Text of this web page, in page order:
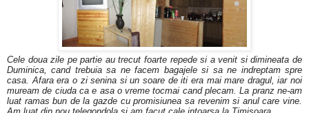
Cele doua zile pe partie au trecut foarte repede si a venit si dimineata de
Duminica, cand trebuia sa ne facem bagajele si sa ne indreptam spre
casa. Afara era o zi senina si un soare de iti era mai mare dragul, iar noi
muream de ciuda ca e asa o vreme tocmai cand plecam. La pranz ne-am
luat ramas bun de la gazde cu promisiunea sa revenim si anul care vine.